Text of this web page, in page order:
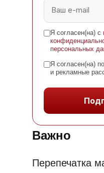
Я согласен(на) с
персональных
Я согласен(на)
и рекламные
Важно
Перепечатка